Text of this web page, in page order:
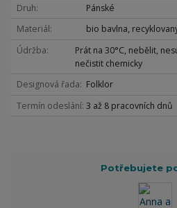
Druh
Pánské
Materiál
bio bavlna,
Údržba
Prát na 30°C, nebělit,
nečistit chemicky
Designová řada
Folklor
Termín odeslání 3 až 8 pracovních dnů
Potřebujete